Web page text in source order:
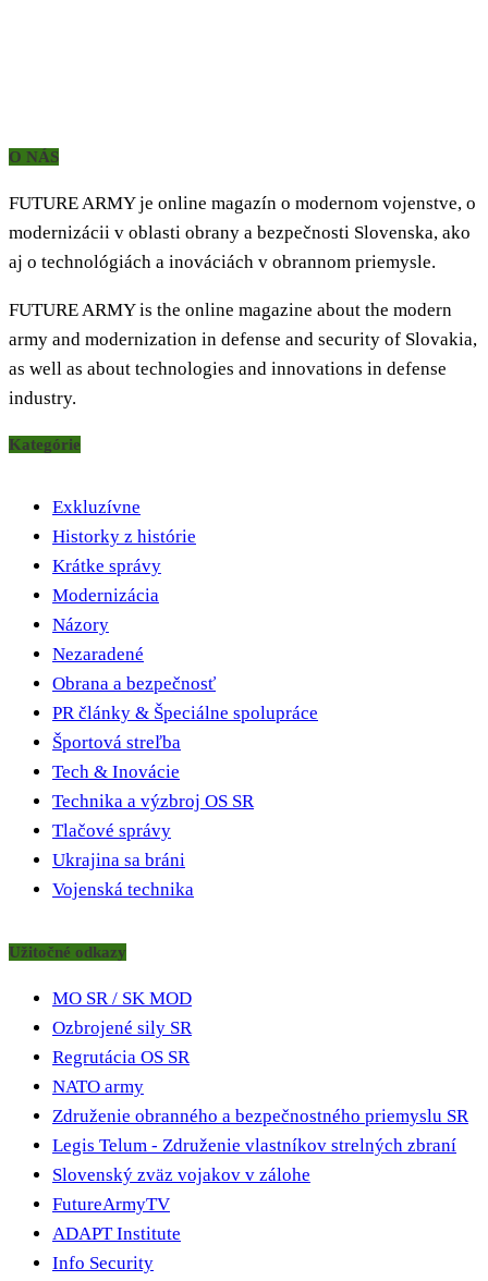
O NÁS
FUTURE ARMY je online magazín o modernom vojenstve, o
modernizácii v oblasti obrany a bezpečnosti Slovenska, ako
aj o technológiách a inováciách v obrannom priemysle.
FUTURE ARMY is the online magazine about the modern
army and modernization in defense and security of Slovakia,
as well as about technologies and innovations in defense
industry.
Kategórie
Exkluzívne
Historky z histórie
Krátke správy
Modernizácia
Názory
Nezaradené
Obrana a bezpečnosť
PR články & Špeciálne spolupráce
Športová streľba
Tech & Inovácie
Technika a výzbroj OS SR
Tlačové správy
Ukrajina sa bráni
Vojenská technika
Užitočné odkazy
MO SR / SK MOD
Ozbrojené sily SR
Regrutácia OS SR
NATO army
Združenie obranného a bezpečnostného priemyslu SR
Legis Telum - Združenie vlastníkov strelných zbraní
Slovenský zväz vojakov v zálohe
FutureArmyTV
ADAPT Institute
Info Security